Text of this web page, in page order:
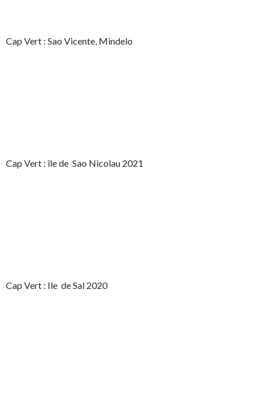
Cap Vert : Sao Vicente, Mindelo
Cap Vert : île de Sao Nicolau 2021
Cap Vert : Ile de Sal 2020